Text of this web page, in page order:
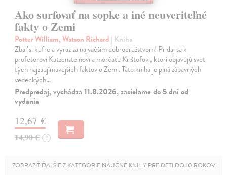
Ako surfovať na sopke a iné neuveriteľné
fakty o Zemi
Potter William, Watson Richard | Kniha
Zbaľ si kufre a vyraz za najväčším dobrodružstvom! Pridaj sa k
profesorovi Katzensteinovi a morčaťu Krištofovi, ktorí objavujú svet
tých najzaujímavejších faktov o Zemi. Táto kniha je plná zábavných
vedeckých…
Predpredaj, vychádza 11.8.2026, zasielame do 5 dní od
vydania
12,67 €
14,90 € ?
ZOBRAZIŤ ĎALŠIE Z KATEGÓRIE NÁUČNÉ KNIHY PRE DETI DO 10 ROKOV